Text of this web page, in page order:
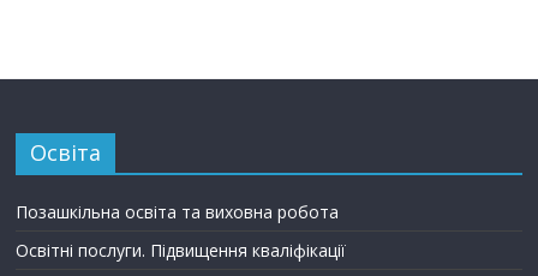
Освіта
Позашкільна освіта та виховна робота
Освітні послуги. Підвищення кваліфікації